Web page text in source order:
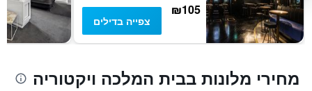
₪105
צפייה בדילים
מחירי מלונות בבית המלכה ויקטוריה